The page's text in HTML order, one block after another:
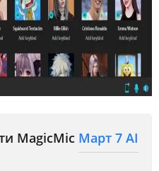
MagicMic Март 7 AI